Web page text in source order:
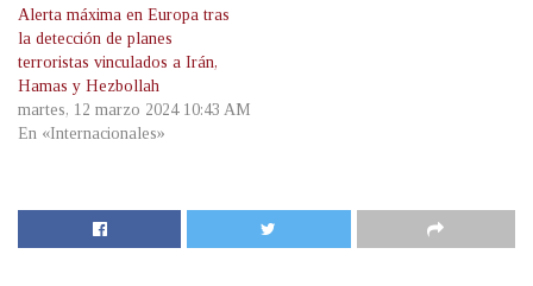
Alerta máxima en Europa tras
la detección de planes
terroristas vinculados a Irán,
Hamas y Hezbollah
martes, 12 marzo 2024 10:43 AM
En «Internacionales»